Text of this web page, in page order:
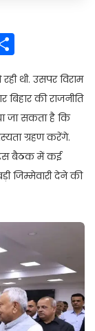
थी. उसपर विराम
की राजनीति
जा सकता है कि
ग्रहण करेंगे.
बैठक में कई
जिम्मेवारी देने की